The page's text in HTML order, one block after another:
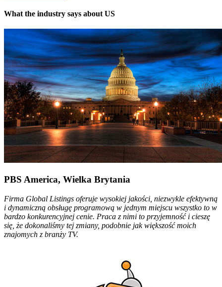
What the industry says about US
PBS America, Wielka Brytania
Firma Global Listings oferuje wysokiej jakości, niezwykle efektywną
i dynamiczną obsługę programową w jednym miejscu wszystko to w
bardzo konkurencyjnej cenie. Praca z nimi to przyjemność i cieszę
się, że dokonaliśmy tej zmiany, podobnie jak większość moich
znajomych z branży TV.